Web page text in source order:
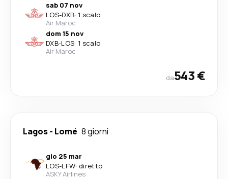
sab 07 nov
LOS-DXB· 1 scalo
Air Maroc
dom 15 nov
DXB-LOS· 1 scalo
Air Maroc
da543 €
Lagos- Lomé 8 giorni
gio 25 mar
LOS-LFW· diretto
ASKY Airlines